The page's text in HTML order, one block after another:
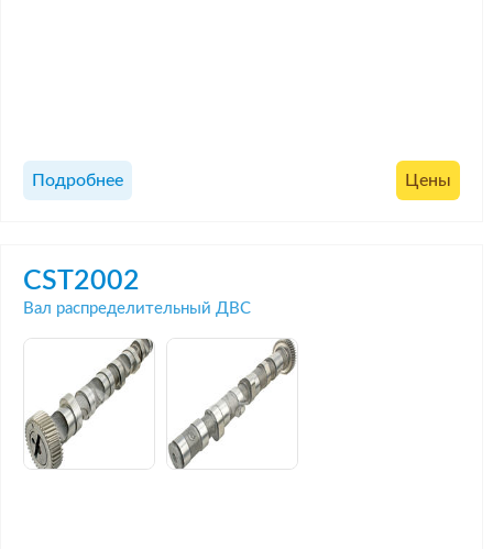
Подробнее Цены
CST2002
Вал распределительный ДВС